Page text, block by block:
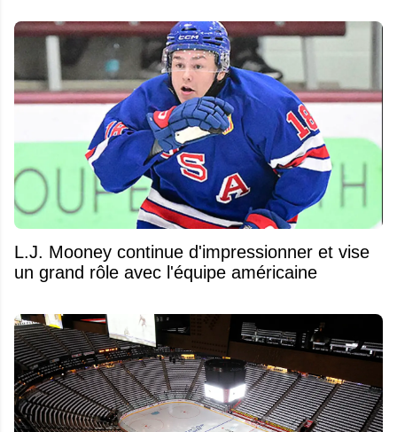
L.J. Mooney continue d'impressionner et vise
un grand rôle avec l'équipe américaine